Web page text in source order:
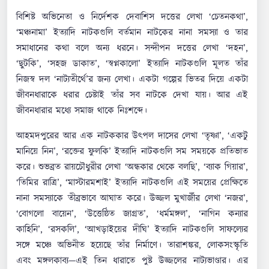
বিশিষ্ট অভিনেতা ও নির্দেশক দেবাশিস দত্তের লেখা ‘চেতনকথা’,
‘মঞ্চনামা’ ইত্যাদি নাটকগুলি বর্তমান নাটকের নানা সমস্যা ও তার
সমাধানের কথা বলে অন্য ধরনে। সন্দীপন দত্তের লেখা ‘দহন’,
‘ছুটকি’, ‘সহজ ডাকাত’, ‘স্বপ্নকালো’ ইত্যাদি নাটকগুলি মূলত তাঁর
নিজস্ব দল ‘নাট্যতীর্থে’র জন্য লেখা। একটা গল্পের ভিতর দিয়ে একটা
জীবনধারাকে ধরার চেষ্টাই তাঁর সব নাটকে দেখা যায়। আর এই
জীবনধারার মধ্যে সমাজ থাকে নিঃশব্দে।
আহমদপুরের আর এক নাটককার উৎপল দাসের লেখা ‘তৃষ্ণা’, ‘একটু
মানিয়ে নিন’, ‘রক্তের ফুলকি’ ইত্যাদি নাটকগুলি সম সময়কে প্রতিভাত
করে। শুভব্রত রায়চৌধুরীর লেখা ‘অন্ধকার থেকে বলছি’, ‘ব্যাক গিয়ার’,
‘তিমির রাত্রি’, ‘মাস্টারমশাই’ ইত্যাদি নাটকগুলি এই সময়ের প্রেক্ষিতে
নানা সমস্যাকে তীব্রভাবে আঘাত করে। উজ্জল মুখার্জীর লেখা ‘নজর’,
‘বোগলো বায়েন’, ‘উত্তেষ্ঠিত জাগ্রত’, ‘ধর্মমঙ্গল’, ‘নাগিন কন্যার
কাহিনি’, ‘রসকলি’, ‘আখড়াইয়ের দীঘি’ ইত্যাদি নাটকগুলি সাফল্যের
সঙ্গে মঞ্চে অভিনীত হয়েছে তাঁর নির্মাণে। তারাশঙ্কর, লোকসংস্কৃতি
এবং মঙ্গলকাব্য—এই তিন ধারাতে পুষ্ট উজ্জলের নাট্যভাণ্ডার। এর